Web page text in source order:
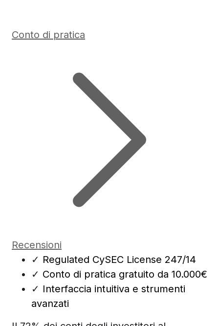
Conto di pratica
Recensioni
✓ Regulated CySEC License 247/14
✓ Conto di pratica gratuito da 10.000€
✓ Interfaccia intuitiva e strumenti
avanzati